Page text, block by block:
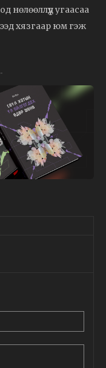
нөлөөллүүд угаасаа
хязгаар юм гэж